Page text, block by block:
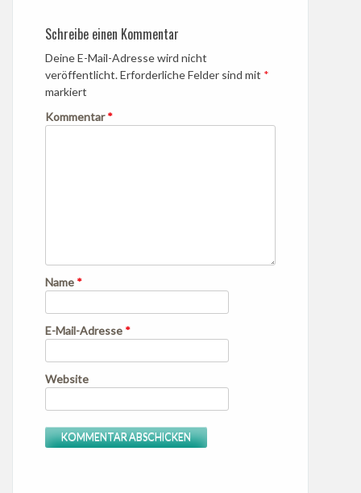
Schreibe einen Kommentar
Deine E-Mail-Adresse wird nicht
veröffentlicht.Erforderliche Felder sind mit *
markiert
Kommentar*
Name *
E-Mail-Adresse *
Website